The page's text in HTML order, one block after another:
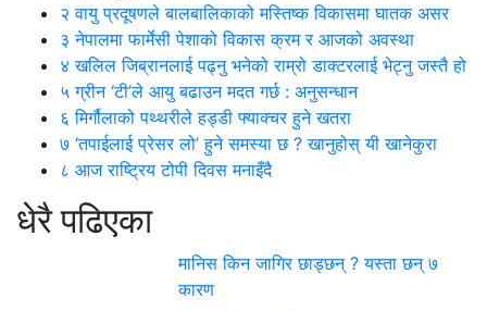
२ वायु प्रदूषणले बालबालिकाको मस्तिष्क विकासमा घातक असर
३ नेपालमा फार्मेसी पेशाको विकास क्रम र आजको अवस्था
४ खलिल जिब्रानलाई पढ्नु भनेको राम्रो डाक्टरलाई भेट्नु जस्तै हो
५ ग्रीन ‘टी’ले आयु बढाउन मदत गर्छ : अनुसन्धान
६ मिर्गौलाको पथ्थरीले हड्डी फ्याक्चर हुने खतरा
७ ‘तपाईलाई प्रेसर लो’ हुने समस्या छ ? खानुहोस् यी खानेकुरा
८ आज राष्ट्रिय टोपी दिवस मनाइँदै
धेरै पढिएका
मानिस किन जागिर छाड्छन् ? यस्ता छन् ७
कारण